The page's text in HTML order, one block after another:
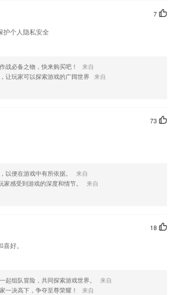
进行使用，在线的对于自己的课程进行时间安排，为用
文字给用户，去安抚用户的心理。
台等你来吐槽
2265班级授课，个性化的学情记录
儿童想象力，训练儿童具体形象思维能力。
7
护个人隐私安全
战必备之物，快来购买吧！
来自
让玩家可以探索游戏的广阔世界 来自
73
以便在游戏中有所依据。
来自
感受到游戏的深度和情节。
来自
18
好。
起组队冒险，共同探索游戏世界。
来自
一决高下，争夺至尊荣耀！
来自